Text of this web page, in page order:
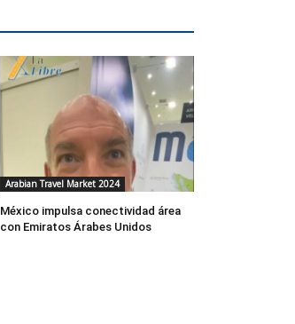
Arabian Travel Market 2024
México impulsa conectividad área
con Emiratos Árabes Unidos